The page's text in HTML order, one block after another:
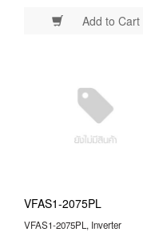
Add to Cart
VFAS1-2075PL
VFAS1-2075PL, Inverter